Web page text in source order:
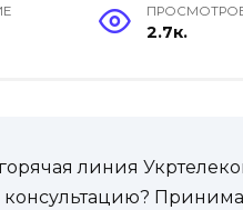
2.7к.
горячая линия
консультацию?